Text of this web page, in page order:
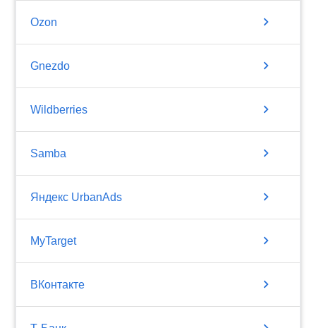
Ozon chevron_right
Gnezdo chevron_right
Wildberries chevron_right
Samba chevron_right
Яндекс UrbanAds chevron_right
MyTarget chevron_right
ВКонтакте chevron_right